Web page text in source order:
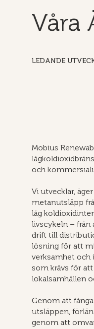
Våra
LEDANDE
Mobius
och
Vi utvecklar,
metanutsläpp
låg
livscykeln –
drift till
lösning för att
verksamhet och
som krävs för att
lokalsamhällen
Genom att
utsläppen,
genom att